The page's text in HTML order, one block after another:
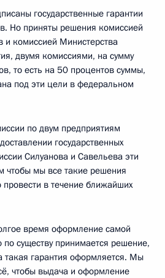
государственные гарантии
Но приняты решения комиссией
и комиссией Министерства
двумя комиссиями, на сумму
то есть на 50 процентов суммы,
под эти цели в федеральном
по двум предприятиям
государственных
Силуанова и Савельева эти
чтобы мы все такие решения
в течение ближайших
время оформление самой
по существу принимается решение,
такая гарантия оформляется. Мы
чтобы выдача и оформление